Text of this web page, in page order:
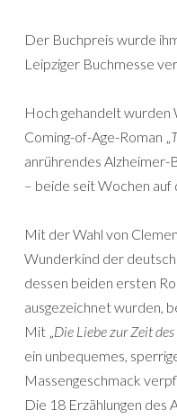
Der Buchpreis wurde
Leipziger Buchmesse
Hoch gehandelt wurden
Coming-of-Age-Roman „
anrührendes Alzheimer-
– beide seit Wochen
Mit der Wahl von
Wunderkind der
dessen beiden ersten
ausgezeichnet wurden,
Mit „Die Liebe zur Zeit
ein unbequemes,
Massengeschmack
Die 18 Erzählungen des